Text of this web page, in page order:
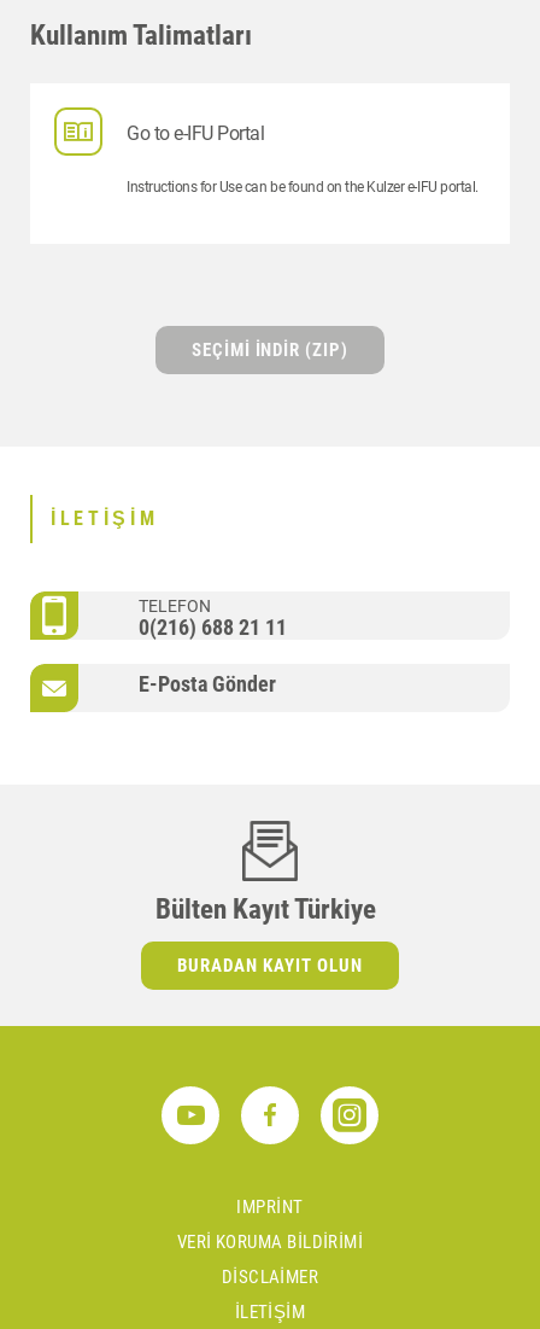
Kullanım Talimatları
Go to e-IFU Portal
Instructions for Use can be found on the Kulzer e-IFU portal.
SEÇIMI INDIR (ZIP)
İLETIŞIM
TELEFON
0(216) 688 21 11
E-Posta Gönder
Bülten Kayıt Türkiye
BURADAN KAYIT OLUN
IMPRINT
VERI KORUMA BILDIRIMI
DISCLAIMER
İLETIŞIM